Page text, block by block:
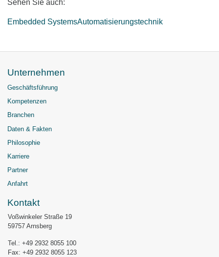
Sehen Sie auch:
Embedded SystemsAutomatisierungstechnik
Unternehmen
Geschäftsführung
Kompetenzen
Branchen
Daten & Fakten
Philosophie
Karriere
Partner
Anfahrt
Kontakt
Voßwinkeler Straße 19
59757 Arnsberg
Tel.: +49 2932 8055 100
Fax: +49 2932 8055 123